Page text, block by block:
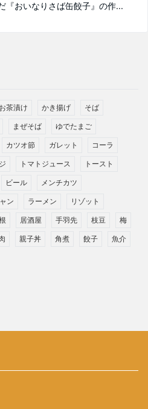
『おいなりさば缶餃子』の作...
お茶漬け かき揚げ そば
まぜそば ゆでたまご
カツオ節 ガレット コーラ
トマトジュース トースト
ビール メンチカツ
ン ラーメン リゾット
居酒屋 手羽先 枝豆 梅
親子丼 角煮 餃子 魚介